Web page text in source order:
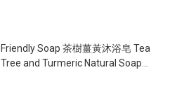
Friendly Soap 茶樹薑黃沐浴皂 Tea
Tree and Turmeric Natural Soap